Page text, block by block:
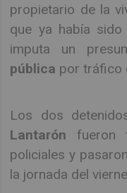
propietario de la
que ya había sido
imputa un
pública por tráfico
Los dos
Lantarón fueron
policiales y
la jornada del